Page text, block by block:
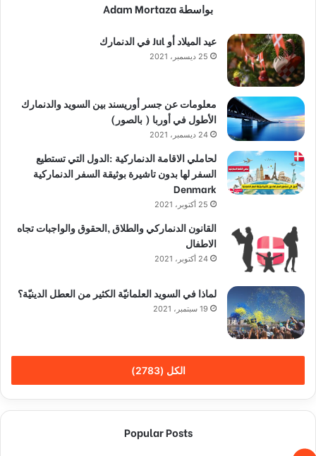
بواسطة Adam Mortaza
عيد الميلاد أو Jul في الدنمارك
25 ديسمبر، 2021
معلومات عن جسر أوريسند بين السويد والدنمارك
الأطول في أوربا ( بالصور)
24 ديسمبر، 2021
لحاملي الاقامة الدنماركية :الدول التي تستطيع
السفر لها بدون تاشيرة بوثيقة السفر الدنماركية
Denmark
25 أكتوبر، 2021
القانون الدنماركي والطلاق ,الحقوق والواجبات تجاه
الاطفال
24 أكتوبر، 2021
لماذا في السويد العلمانيّة الكثير من العطل الدينيّة؟
19 سبتمبر، 2021
الكل (2783)
Popular Posts